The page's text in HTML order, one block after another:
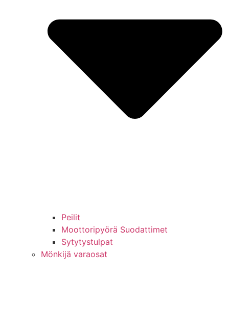
Peilit
Moottoripyörä Suodattimet
Sytytystulpat
Mönkijä varaosat